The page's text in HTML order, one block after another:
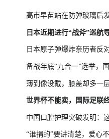
高市早苗站在防弹玻璃后
日本近期进行“战斧”巡航
日本原子弹爆炸亲历者反
备战年底“九合一”选举，
薄到像没戴，膝盖却多一
世界杯不能卖，国际足联
中国口腔护理突破发明：
“谁捐的”要讲清楚，爱心